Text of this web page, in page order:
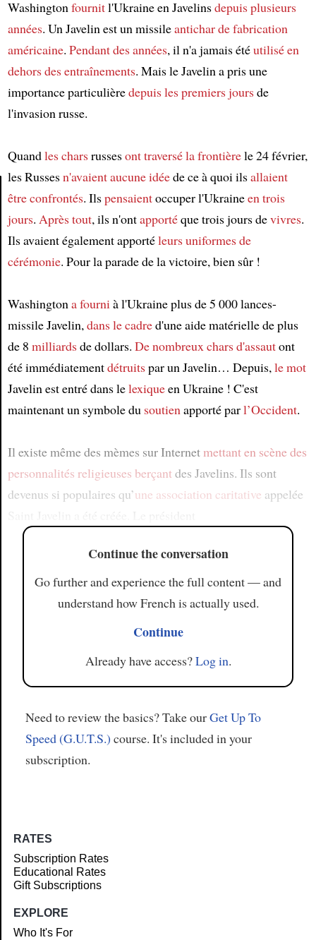
Article
Washingtonfournitl'Ukraine en Javelinsdepuis plusieurs
années. Un Javelin est un missileanticharde fabrication
américaine. Pendant des années, il n'a jamais étéutiliséen
dehors des entraînements. Mais le Javelin a pris une
importance particulièredepuis les premiers joursde
l'invasion russe.
Quandles charsrussesont traverséla frontièrele 24 février,
les Russesn'avaient aucune idéede ce à quoi ilsallaient
être confrontés. Ilspensaientoccuper l'Ukraineen trois
jours. Après tout, ils n'ontapportéque trois jours devivres.
Ils avaient également apportéleurs uniformes de
cérémonie. Pour la parade de la victoire, bien sûr !
Washingtona fournià l'Ukraine plus de 5 000 lances-
missile Javelin,dans le cadred'une aide matérielle de plus
de 8 milliardsde dollars. De nombreux chars d'assautont
été immédiatementdétruitspar un Javelin… Depuis,le mot
Javelin est entré dans lelexiqueen Ukraine ! C'est
maintenant un symbole du soutienapporté parl’Occident.
Il existe même des mèmes sur Internetmettant en scènedes
personnalités religieuses berçantdes Javelins. Ils sont
devenus si populaires qu’une association caritative appelée
Continue the conversation
Go further and experience the full content — and
understand how French is actually used.
Continue
Already have access?Log in.
Need to review the basics? Take ourGet Up To
Speed (G.U.T.S.) course. It's included in your
subscription.
RATES
Subscription Rates
Educational Rates
Gift Subscriptions
EXPLORE
Who It's For